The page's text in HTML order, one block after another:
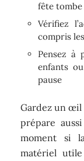
fête tombe
Vérifiez
compris
Pensez à
enfants
pause
Gardez un œil
prépare
moment si
matériel